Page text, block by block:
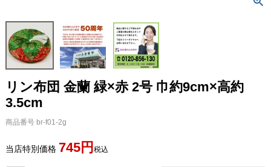
リン布団 金蘭 緑×赤 2号 巾約9cm×高約
3.5cm
商品番号 br-f01-2g
当店特別価格 745 税込